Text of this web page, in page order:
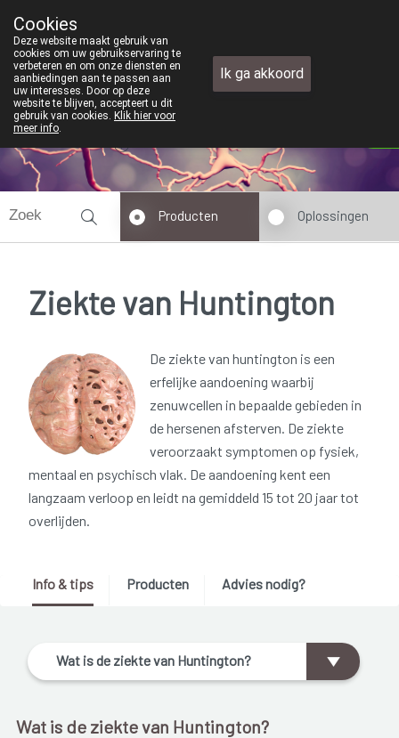
+32 (0)11 610 300
Vandaag Nugesloten
Producten Oplossingen
Ziekte van Huntington
De ziekte van huntington is een
erfelijke aandoening waarbij
zenuwcellen in bepaalde gebieden in
de hersenen afsterven. De ziekte
veroorzaakt symptomen op fysiek,
mentaal en psychisch vlak. De aandoening kent een
langzaam verloop en leidt na gemiddeld 15 tot 20 jaar tot
overlijden.
Info & tips Producten Advies nodig?
Wat is de ziekte van Huntington?
Wat is de ziekte van Huntington?
Cookies
Deze website maakt gebruik van
cookies om uw gebruikservaring te
verbeteren en om onze diensten en
aanbiedingen aan te passen aan
uw interesses. Door op deze
website te blijven, accepteert u dit
gebruik van cookies. Klik hier voor
meer info.
Ik ga akkoord